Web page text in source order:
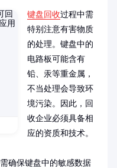
键盘回收过程中需
特别注意有害物质
的处理。键盘中的
电路板可能含有
铅、汞等重金属，
不当处理会导致环
境污染。因此，回
收企业必须具备相
应的资质和技术。
确保键盘中的敏感数据